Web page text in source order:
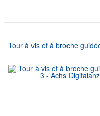
Tour à vis et à broche